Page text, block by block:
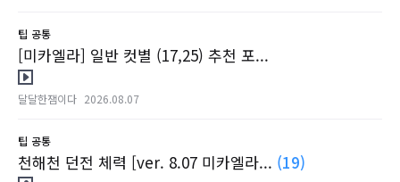
팁 공통
[미카엘라] 일반 컷별 (17,25) 추천 포...
달달한잼이다 2026.08.07
팁 공통
천해천 던전 체력 [ver. 8.07 미카엘라... (19)